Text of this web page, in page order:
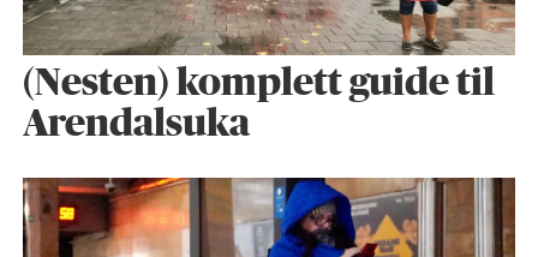
(Nesten) komplett guide til
Arendalsuka